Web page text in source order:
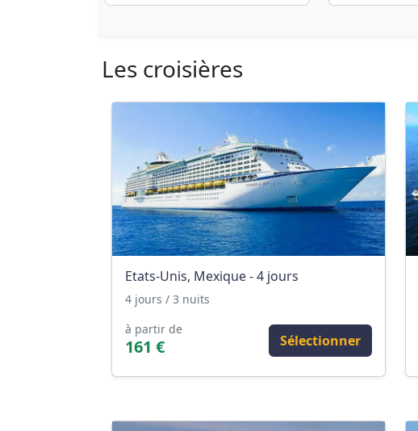
Les croisières
Etats-Unis, Mexique - 4 jours
4 jours / 3 nuits
à partir de
161 € Sélectionner